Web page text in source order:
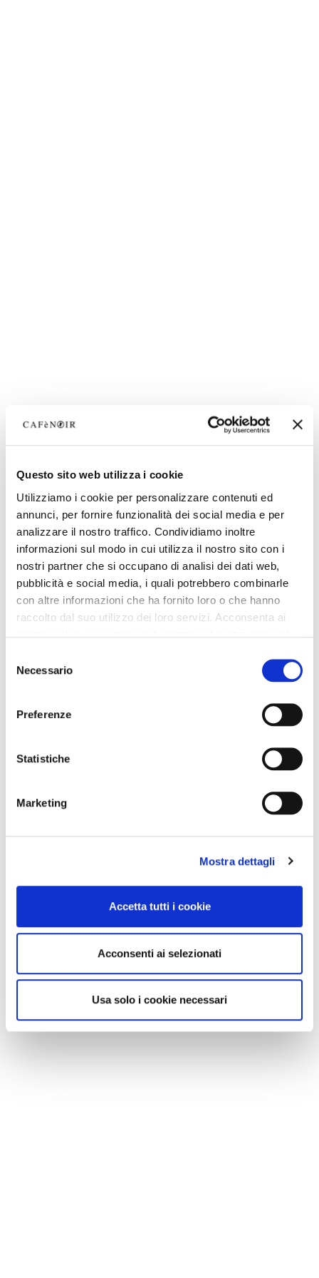
Questo sito web utilizza i cookie
Utilizziamo i cookie per personalizzare contenuti ed
annunci, per fornire funzionalità dei social media e per
analizzare il nostro traffico. Condividiamo inoltre
informazioni sul modo in cui utilizza il nostro sito con i
nostri partner che si occupano di analisi dei dati web,
pubblicità e social media, i quali potrebbero combinarle
con altre informazioni che ha fornito loro o che hanno
raccolto dal suo utilizzo dei loro servizi. Acconsenta ai
delNecessario
Preferenze
Statistiche
Marketing
Mostra dettagli
Accetta tutti i cookie
Acconsenti ai selezionati
Usa solo i cookie necessari